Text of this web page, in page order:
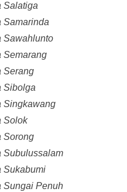
Salatiga
Samarinda
Sawahlunto
Semarang
Serang
Sibolga
Singkawang
Solok
Sorong
Subulussalam
Sukabumi
Sungai Penuh